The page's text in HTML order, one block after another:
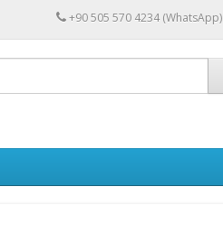
+90 505 570 4234 (WhatsApp)